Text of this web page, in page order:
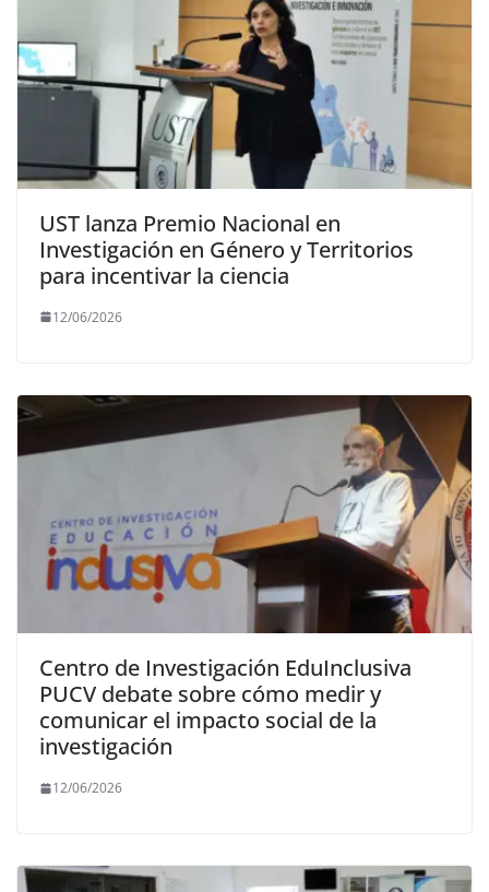
UST lanza Premio Nacional en
Investigación en Género y Territorios
para incentivar la ciencia
12/06/2026
Centro de Investigación EduInclusiva
PUCV debate sobre cómo medir y
comunicar el impacto social de la
investigación
12/06/2026